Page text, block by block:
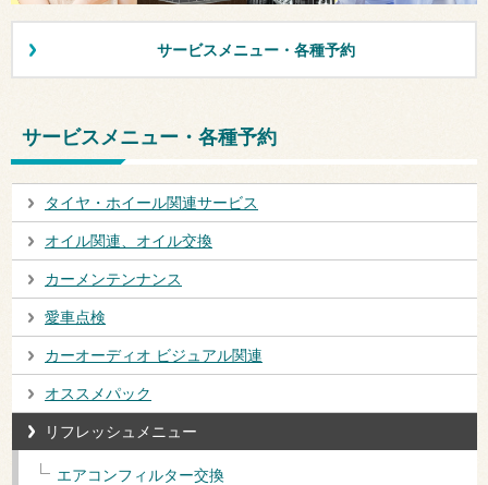
サービスメニュー・各種予約
サービスメニュー・各種予約
タイヤ・ホイール関連サービス
オイル関連、オイル交換
カーメンテンナンス
愛車点検
カーオーディオ ビジュアル関連
オススメパック
リフレッシュメニュー
エアコンフィルター交換